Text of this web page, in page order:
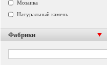
Мозаика
Натуральный камень
Фабрики